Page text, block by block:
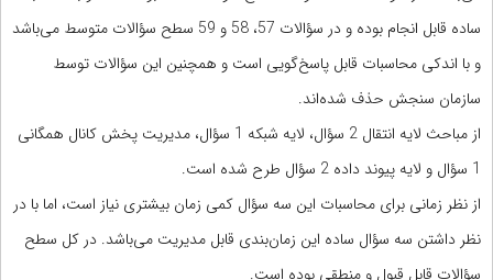
ساده قابل انجام بوده و در سؤالات 57، 58 و 59 سطح سؤالات متوسط می‌باشد
و با اندکی محاسبات قابل پاسخ‌گویی است و همچنین این سؤالات توسط
سازمان سنجش حذف شده‌اند.
از مباحث لایه انتقال 2 سؤال، لایه شبکه 1 سؤال، مدیریت پخش کانال همگانی
1 سؤال و لایه پیوند داده 2 سؤال طرح شده است.
از نظر زمانی برای محاسبات این سه سؤال کمی زمان بیشتری نیاز است، اما با در
نظر داشتن سه سؤال ساده این زمان‌بندی قابل مدیریت می‌باشد. در کل سطح
سؤالات قابل قبول و منطقی بوده است.